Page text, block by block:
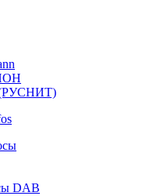
(РУСНИТ)
DAB